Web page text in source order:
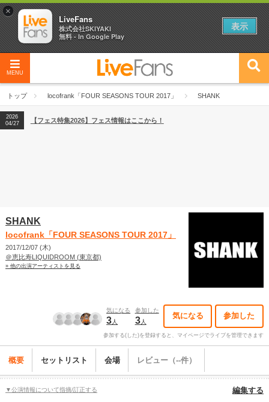
MENU
トップ locofrank「FOUR SEASONS TOUR 2017」 SHANK
2026
04/27
2026
【ライブ動員ランキング】2026年上半期編発表！
2026
04/27
【フェス特集2026】フェス情報はここから！
SHANK
locofrank「FOUR SEASONS TOUR 2017」
2017/12/07 (木)
＠恵比寿LIQUIDROOM (東京都)
» 他の出演アーティストを見る
気になる
3人
参加した
3人
気になる 参加した
参加する(した)を登録すると、マイページでライブを管理できます
概要 セットリスト 会場 レビュー（--件）
▼公演情報について指摘/訂正する 編集する
×
LiveFans
株式会社SKIYAKI
無料 - In Google Play
表示